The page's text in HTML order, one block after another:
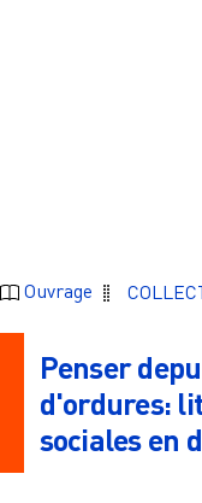
Ouvrage
Penser
d'ordures:
sociales en